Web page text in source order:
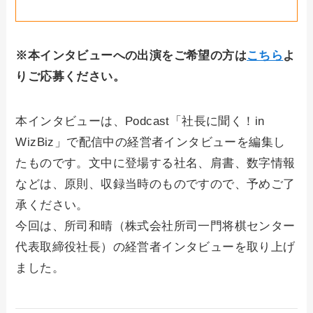
※本インタビューへの出演をご希望の方はこちら よ
りご応募ください。
本インタビューは、Podcast「社長に聞く！in
WizBiz」で配信中の経営者インタビューを編集し
たものです。文中に登場する社名、肩書、数字情報
などは、原則、収録当時のものですので、予めご了
承ください。
今回は、所司和晴（株式会社所司一門将棋センター
代表取締役社長）の経営者インタビューを取り上げ
ました。